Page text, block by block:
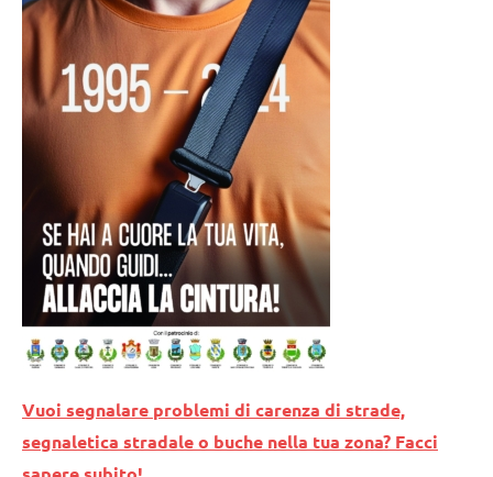
Vuoi segnalare problemi di carenza di strade,
segnaletica stradale o buche nella tua zona? Facci